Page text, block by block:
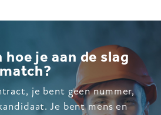
je aan de slag
je bent geen nummer,
Je bent mens en